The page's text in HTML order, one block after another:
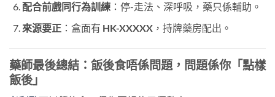
配合前戲同行為訓練：停-走法、深呼吸，藥只係輔助。
來源要正：盒面有 HK-XXXXX，持牌藥房配出。
藥師最後總結：飯後食唔係問題，問題係你「點樣
飯後」